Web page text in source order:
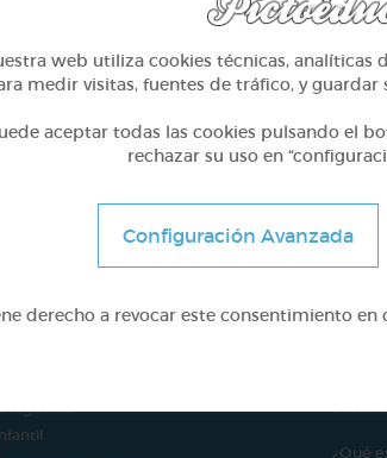
proyecto ha sido posible
¿Qué
web utiliza cookies técnicas, analíticas
medir visitas, fuentes de tráfico, y
aceptar todas las cookies pulsando el
rechazar su uso en
Configuración Avanzada
derecho a revocar este consentimiento